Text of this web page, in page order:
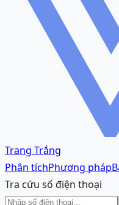
Trang Trắng
Phân tíchPhương pháp
Tra cứu số điện thoại